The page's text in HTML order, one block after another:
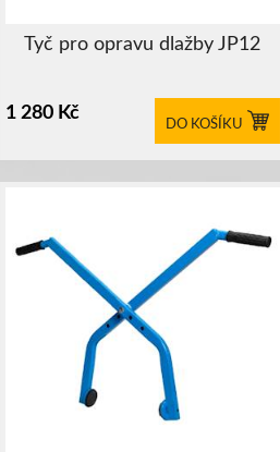
Tyč pro opravu dlažby JP12
1 280 Kč
DO KOŠÍKU